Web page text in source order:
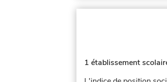
1 établissement